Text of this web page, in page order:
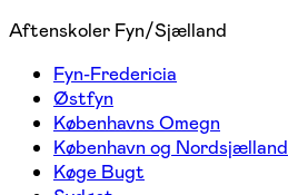
Aftenskoler Fyn/Sjælland
Fyn-Fredericia
Østfyn
Københavns Omegn
København og Nordsjælland
Køge Bugt